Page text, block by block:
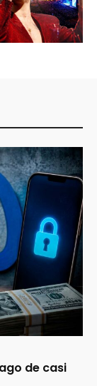
de casi